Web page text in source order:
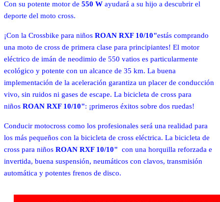
Con su potente motor de 550 W ayudará a su hijo a descubrir el
deporte del moto cross.
¡Con la Crossbike para niños ROAN RXF 10/10"estás comprando
una moto de cross de primera clase para principiantes! El motor
eléctrico de imán de neodimio de 550 vatios es particularmente
ecológico y potente con un alcance de 35 km. La buena
implementación de la aceleración garantiza un placer de conducción
vivo, sin ruidos ni gases de escape. La bicicleta de cross para
niños ROAN RXF 10/10": ¡primeros éxitos sobre dos ruedas!
Conducir motocross como los profesionales será una realidad para
los más pequeños con la bicicleta de cross eléctrica. La bicicleta de
cross para niños ROAN RXF 10/10" con una horquilla reforzada e
invertida, buena suspensión, neumáticos con clavos, transmisión
automática y potentes frenos de disco.